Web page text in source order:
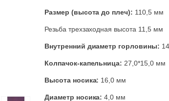
Размер (высота до плеч): 110,5 мм
Резьба трехзаходная высота 11,5 мм
Внутренний диаметр горловины:
Колпачок-капельница: 27,0*15,0 мм
Высота носика: 16,0 мм
Диаметр носика: 4,0 мм